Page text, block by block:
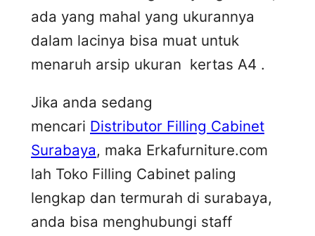
ada yang mahal yang ukurannya
dalam lacinya bisa muat untuk
menaruh arsip ukuran kertas A4 .
Jika anda sedang
mencari Distributor Filling Cabinet
Surabaya, maka Erkafurniture.com
lah Toko Filling Cabinet paling
lengkap dan termurah di surabaya,
anda bisa menghubungi staff